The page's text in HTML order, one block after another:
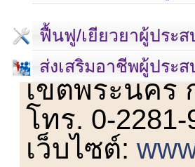
ฟื้นฟู/เยียวยาผู้ประ
ส่งเสริมอาชีพผู้ประส
เลขที่ 23 ชั้น
เขตพระนคร
โทร. 0-
เว็บไซต์: